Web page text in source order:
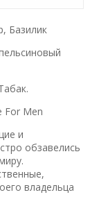
Базилик
For Men
и
обзавелись
владельца